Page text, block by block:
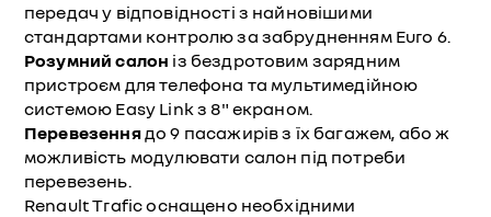
передач у відповідності з найновішими
стандартами контролю за забрудненням Euro 6.
Розумний салон із бездротовим зарядним
пристроєм для телефона та мультимедійною
системою Easy Link з 8" екраном.
Перевезеннядо 9 пасажирів з їх багажем, або ж
можливість модулювати салон під потреби
перевезень.
Renault Trafic оснащено необхідними